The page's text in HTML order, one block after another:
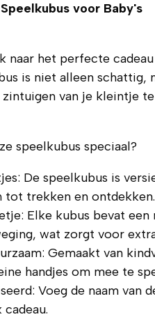
voor Baby's
naar het perfecte
is niet alleen schattig,
van je kleintje
speelkubus speciaal?
De speelkubus is
tot trekken en ontdekken.
Elke kubus bevat
wat zorgt voor
Gemaakt van
handjes om mee te
Voeg de naam van